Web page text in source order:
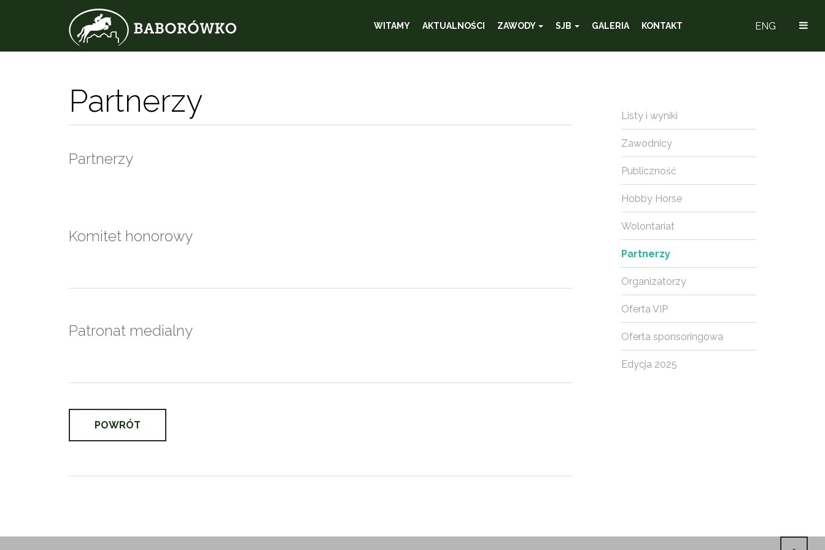
ENG
WITAMY AKTUALNOŚCI ZAWODY SJB GALERIA KONTAKT
Partnerzy
Partnerzy
Komitet honorowy
Patronat medialny
POWRÓT
Listy i wyniki
Zawodnicy
Publiczność
Hobby Horse
Wolontariat
Partnerzy
Organizatorzy
Oferta VIP
Oferta sponsoringowa
Edycja 2025